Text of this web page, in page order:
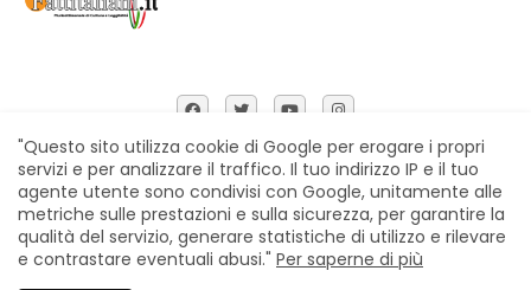
Home Chi siamo Contatti
Privacy Policy
Segnalazioni
All Right Reserved Copyright © Fattitaliani
"Questo sito utilizza cookie di Google per erogare i propri
servizi e per analizzare il traffico. Il tuo indirizzo IP e il tuo
agente utente sono condivisi con Google, unitamente alle
metriche sulle prestazioni e sulla sicurezza, per garantire la
qualità del servizio, generare statistiche di utilizzo e rilevare
e contrastare eventuali abusi." Per saperne di più